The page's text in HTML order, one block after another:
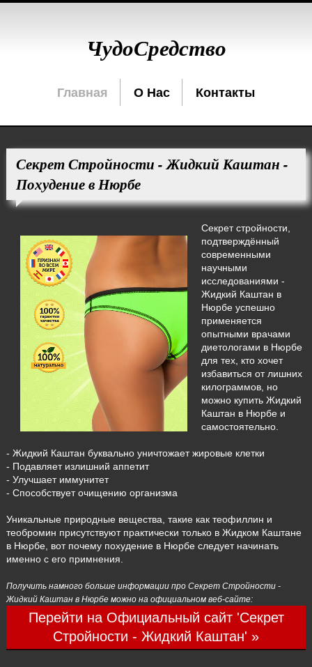
ЧудоСредство
Главная О Нас Контакты
Секрет Стройности - Жидкий Каштан -
Похудение в Нюрбе
Секрет стройности,
подтверждённый
современными
научными
исследованиями -
Жидкий Каштан в
Нюрбе успешно
применяется
опытными врачами
диетологами в Нюрбе
для тех, кто хочет
избавиться от лишних
килограммов, но
можно купить Жидкий
Каштан в Нюрбе и
самостоятельно.
- Жидкий Каштан буквально уничтожает жировые клетки
- Подавляет излишний аппетит
- Улучшает иммунитет
- Способствует очищению организма
Уникальные природные вещества, такие как теофиллин и
теобромин присутствуют практически только в Жидком Каштане
в Нюрбе, вот почему похудение в Нюрбе следует начинать
именно с его примнения.
Получить намного больше информации про Секрет Стройности -
Жидкий Каштан в Нюрбе можно на официальном веб-сайте:
Перейти на Официальный сайт 'Секрет
Стройности - Жидкий Каштан' »